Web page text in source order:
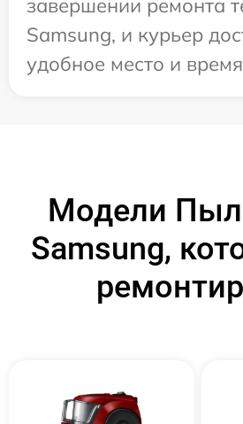
завершении ремонта
Samsung, и курьер
удобное место и
Модели
Samsung,